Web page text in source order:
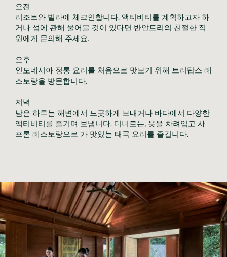
오전
리조트와 빌라에 체크인합니다. 액티비티를 계획하고자 하
거나 섬에 관해 물어볼 것이 있다면 반얀트리의 친절한 직
원에게 문의해 주세요.
오후
인도네시아 정통 요리를 처음으로 맛보기 위해 트리탑스 레
스토랑을 방문합니다.
저녁
남은 하루는 해변에서 느긋하게 보내거나 바다에서 다양한
액티비티를 즐기며 보냅니다. 디너로는, 옷을 차려입고 사
프론 레스토랑으로 가 맛있는 태국 요리를 즐깁니다.